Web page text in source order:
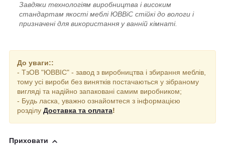
Завдяки технологіям виробництва і високим
стандартам якості меблі ЮВВіС стійкі до вологи і
призначені для використання у ванній кімнаті.
До уваги::
- ТзОВ "ЮВВІС" - завод з виробництва і збирання меблів,
тому усі вироби без винятків постачаються у зібраному
вигляді та надійно запаковані самим виробником;
- Будь ласка, уважно ознайомтеся з інформацією
розділу Доставка та оплата!
Приховати